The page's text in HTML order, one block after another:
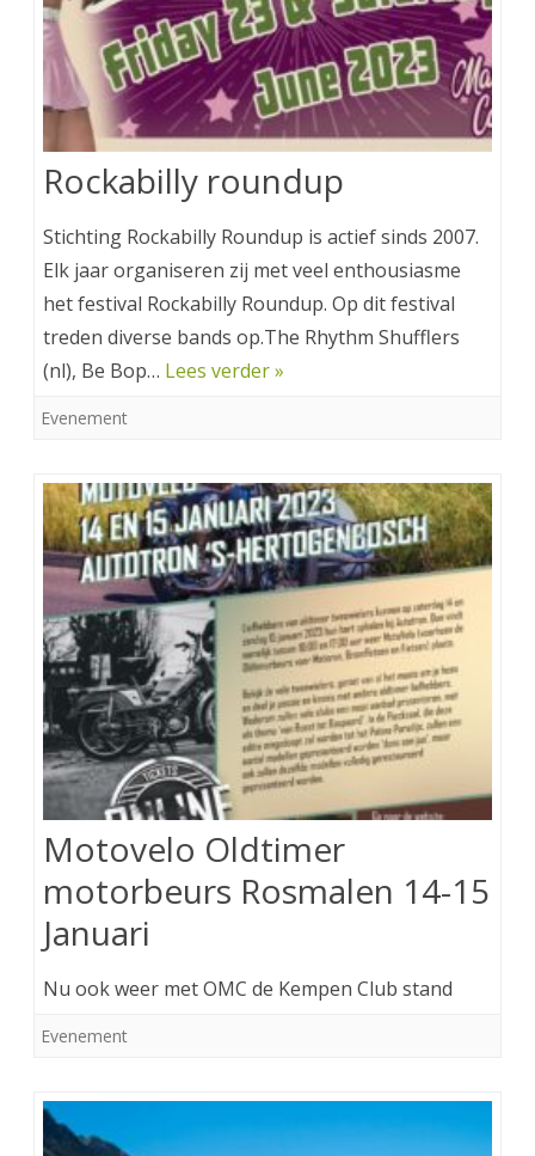
Rockabilly roundup
Stichting Rockabilly Roundup is actief sinds 2007.
Elk jaar organiseren zij met veel enthousiasme
het festival Rockabilly Roundup. Op dit festival
treden diverse bands op.The Rhythm Shufflers
(nl), Be Bop… Lees verder »
Evenement
Motovelo Oldtimer
motorbeurs Rosmalen 14-15
Januari
Nu ook weer met OMC de Kempen Club stand
Evenement